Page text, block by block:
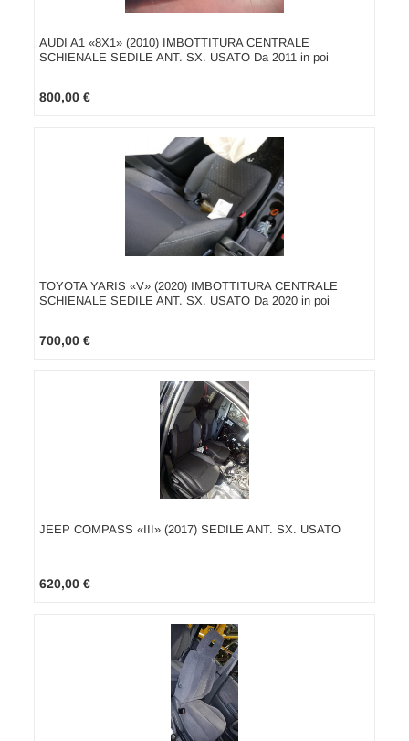
AUDI A1 «8X1» (2010) IMBOTTITURA CENTRALE
SCHIENALE SEDILE ANT. SX. USATO Da 2011 in poi
800,00 €
TOYOTA YARIS «V» (2020) IMBOTTITURA CENTRALE
SCHIENALE SEDILE ANT. SX. USATO Da 2020 in poi
700,00 €
JEEP COMPASS «III» (2017) SEDILE ANT. SX. USATO
620,00 €